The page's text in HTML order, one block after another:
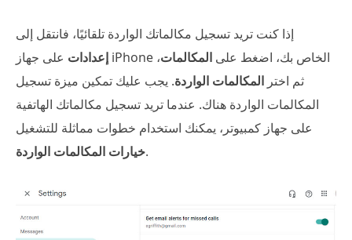
إذا كنت تريد تسجيل مكالماتك الواردة تلقائيًا، فانتقل إلى
إعدادات
على جهاز iPhone الخاص بك، اضغط على المكالمات،
ثم اختر المكالمات الواردة. يجب عليك تمكين ميزة تسجيل
المكالمات الواردة هناك. عندما تريد تسجيل مكالماتك الهاتفية
على جهاز كمبيوتر، يمكنك استخدام خطوات مماثلة للتشغيل
خيارات المكالمات الواردة.